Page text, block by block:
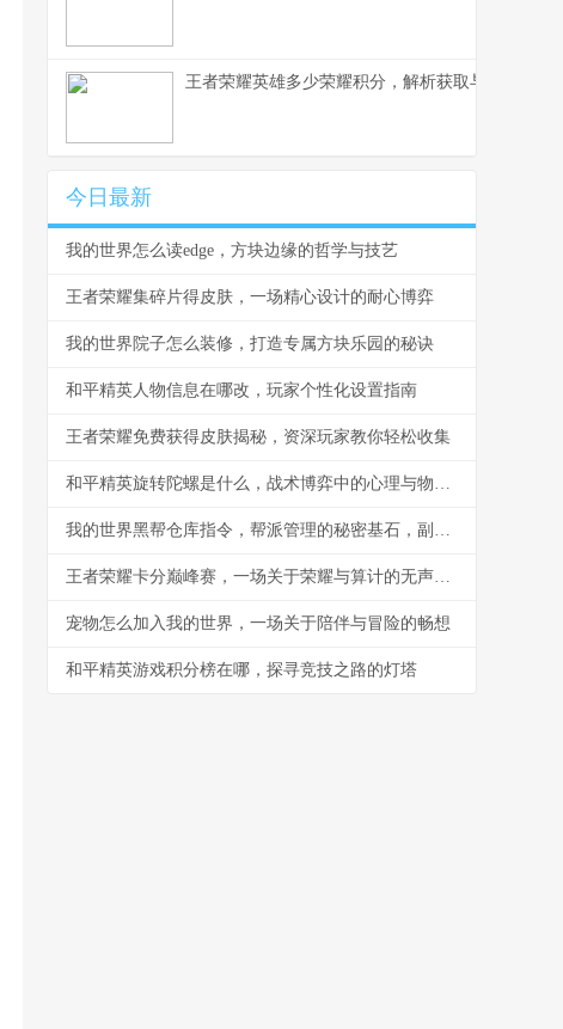
王者荣耀英雄多少荣耀积分，解析获取与使用之道
今日最新
我的世界怎么读edge，方块边缘的哲学与技艺
王者荣耀集碎片得皮肤，一场精心设计的耐心博弈
我的世界院子怎么装修，打造专属方块乐园的秘诀
和平精英人物信息在哪改，玩家个性化设置指南
王者荣耀免费获得皮肤揭秘，资深玩家教你轻松收集
和平精英旋转陀螺是什么，战术博弈中的心理与物理轴心
我的世界黑帮仓库指令，帮派管理的秘密基石，副标题，指令构筑的地下秩序与财富堡垒
王者荣耀卡分巅峰赛，一场关于荣耀与算计的无声战争
宠物怎么加入我的世界，一场关于陪伴与冒险的畅想
和平精英游戏积分榜在哪，探寻竞技之路的灯塔